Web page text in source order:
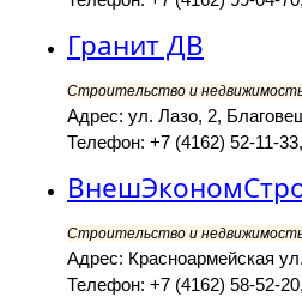
Гранит ДВ
Строительство и
Адрес: ул. Лазо, 2,
Телефон: +7 (4162) 52-11-
Строительство и
Адрес: Красноармейская
Телефон: +7 (4162) 58-52-